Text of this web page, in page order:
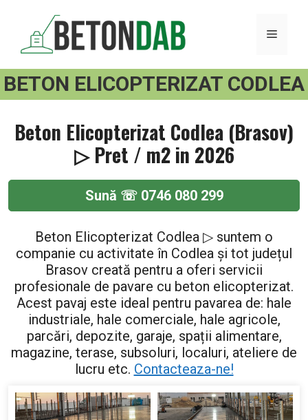
conținut
BETON ELICOPTERIZAT CODLEA
Beton Elicopterizat Codlea (Brasov)
▷ Pret / m2 in 2026
Sună ☏ 0746 080 299
Beton Elicopterizat Codlea ▷ suntem o
companie cu activitate în Codlea și tot județul
Brasov creată pentru a oferi servicii
profesionale de pavare cu beton elicopterizat.
Acest pavaj este ideal pentru pavarea de: hale
industriale, hale comerciale, hale agricole,
parcări, depozite, garaje, spații alimentare,
magazine, terase, subsoluri, localuri, ateliere de
lucru etc. Contacteaza-ne!